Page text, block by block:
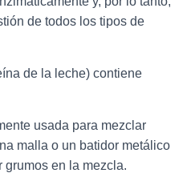
de todos los tipos de
de la leche) contiene
usada para mezclar
malla o un batidor metálico
grumos en la mezcla.